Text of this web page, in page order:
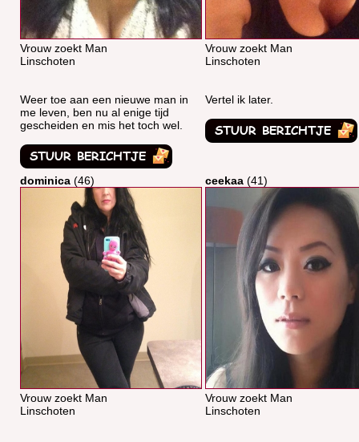
Vrouw zoekt Man
Linschoten
Weer toe aan een nieuwe man in
me leven, ben nu al enige tijd
gescheiden en mis het toch wel.
Vrouw zoekt Man
Linschoten
Vertel ik later.
dominica (46)
Vrouw zoekt Man
Linschoten
ceekaa (41)
Vrouw zoekt Man
Linschoten